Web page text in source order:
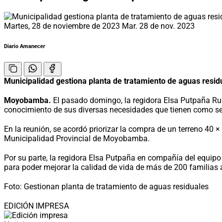
Martes, 28 de noviembre de 2023 Mar. 28 de nov. 2023
Diario Amanecer
Municipalidad gestiona planta de tratamiento de aguas
Moyobamba. El pasado domingo, la regidora Elsa Putpaña
conocimiento de sus diversas necesidades que tienen como
En la reunión, se acordó priorizar la compra de un terreno 40
Municipalidad Provincial de Moyobamba.
Por su parte, la regidora Elsa Putpaña en compañía del
para poder mejorar la calidad de vida de más de 200
Foto: Gestionan planta de tratamiento de aguas residuales
EDICIÓN IMPRESA